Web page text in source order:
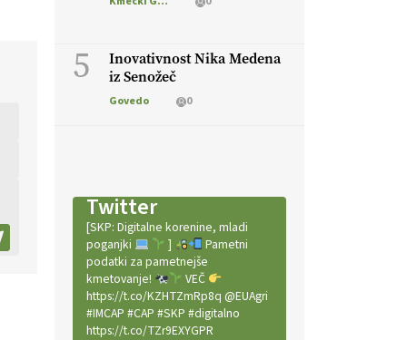
5
Inovativnost Nika Medena
iz Senožeč
Govedo 0
Twitter
[SKP: Digitalne korenine, mladi
poganjki
]
Pametni
podatki za pametnejše
kmetovanje!
VEČ
https://t.co/KZHTZmRp8q @EUAgri
#IMCAP #CAP #SKP #digitalno
https://t.co/TZr9EXYGPR